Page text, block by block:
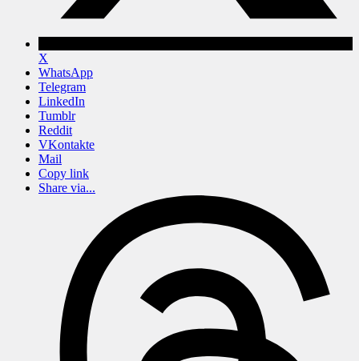
X
WhatsApp
Telegram
LinkedIn
Tumblr
Reddit
VKontakte
Mail
Copy link
Share via...